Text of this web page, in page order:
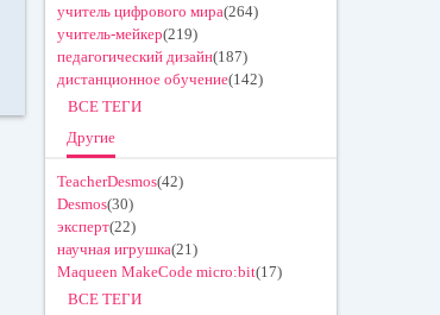
учитель цифрового мира(264)
учитель-мейкер(219)
педагогический дизайн(187)
дистанционное обучение(142)
ВСЕ ТЕГИ
Другие
TeacherDesmos(42)
Desmos(30)
эксперт(22)
научная игрушка(21)
Maqueen MakeCode micro:bit(17)
ВСЕ ТЕГИ